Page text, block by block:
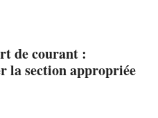
de courant :
la section appropriée